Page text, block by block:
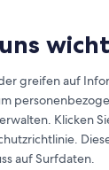
greifen auf
Klicken
auf Surfdaten.